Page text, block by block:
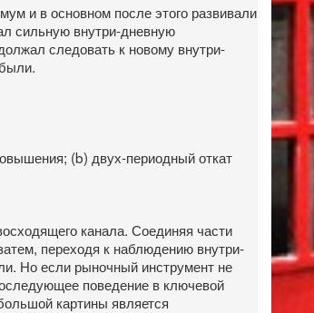
и в основном после этого развивали
сильную внутри-дневную
следовать к новому внутри-
(b) двух-периодный откат
канала. Соединяя части
переходя к наблюдению внутри-
Но если рыночный инструмент не
поведение в ключевой
картины является